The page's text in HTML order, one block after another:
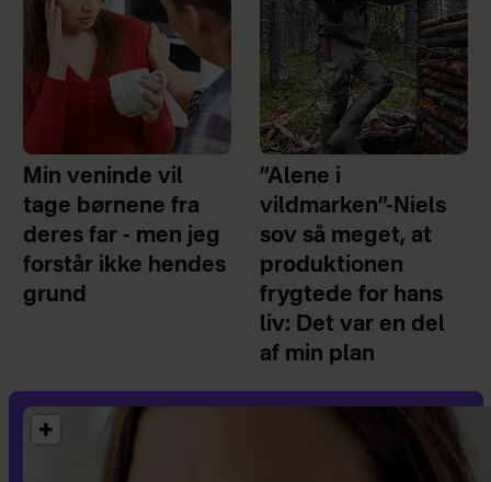
Min veninde vil
tage børnene fra
deres far - men jeg
forstår ikke hendes
grund
”Alene i
vildmarken”-Niels
sov så meget, at
produktionen
frygtede for hans
liv: Det var en del
af min plan